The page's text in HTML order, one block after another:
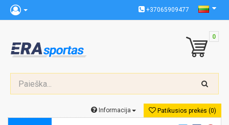
+37065909477
0
Patikusios prekės (0)
Informacija